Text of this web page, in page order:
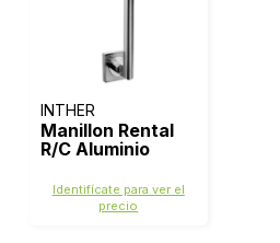
INTHER
Manillon Rental
R/C Aluminio
Identifícate para ver el
precio